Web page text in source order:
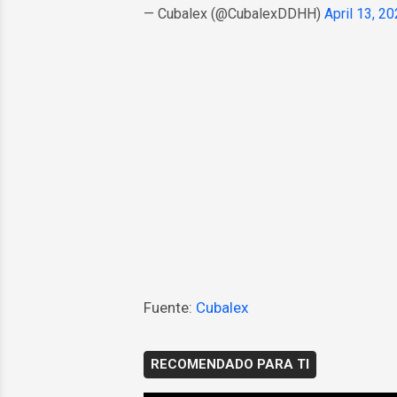
— Cubalex (@CubalexDDHH) April 13,
Fuente: Cubalex
RECOMENDADO PARA TI